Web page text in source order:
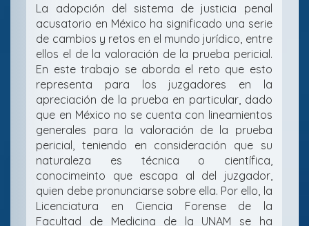
La adopción del sistema de justicia penal
acusatorio en México ha significado una serie
de cambios y retos en el mundo jurídico, entre
ellos el de la valoración de la prueba pericial.
En este trabajo se aborda el reto que esto
representa para los juzgadores en la
apreciación de la prueba en particular, dado
que en México no se cuenta con lineamientos
generales para la valoración de la prueba
pericial, teniendo en consideración que su
naturaleza es técnica o científica,
conocimeinto que escapa al del juzgador,
quien debe pronunciarse sobre ella. Por ello, la
Licenciatura en Ciencia Forense de la
Facultad de Medicina de la UNAM se ha